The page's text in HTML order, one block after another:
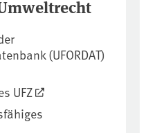
(UFORDAT)
UFZ